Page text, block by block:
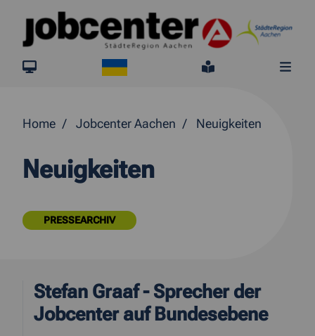
Springe direkt zum Inhalt
jobcenter.digital
Leichte
Home Jobcenter Aachen Neuigkeiten
Neuigkeiten
PRESSEARCHIV
Stefan Graaf - Sprecher der
Jobcenter auf Bundesebene